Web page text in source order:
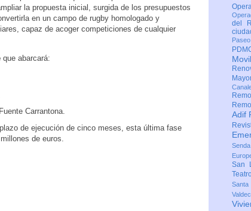
la propuesta inicial, surgida de los presupuestos
en un campo de rugby homologado y
capaz de acoger competiciones de cualquier
que abarcará:
Carrantona.
de ejecución de cinco meses, esta última fase
de euros.
del
Adif
San